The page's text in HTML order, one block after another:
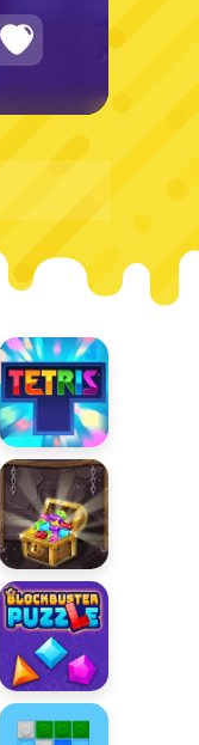
Tetris
Kopalnia
diamentów
BlockBuster
Puzzle